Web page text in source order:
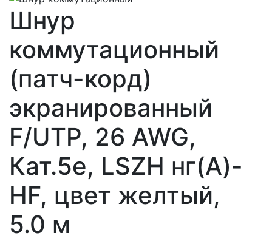
Шнур
коммутационный
(патч-корд)
экранированный
F/UTP, 26 AWG,
Кат.5e, LSZH нг(А)-
HF, цвет желтый,
5.0 м